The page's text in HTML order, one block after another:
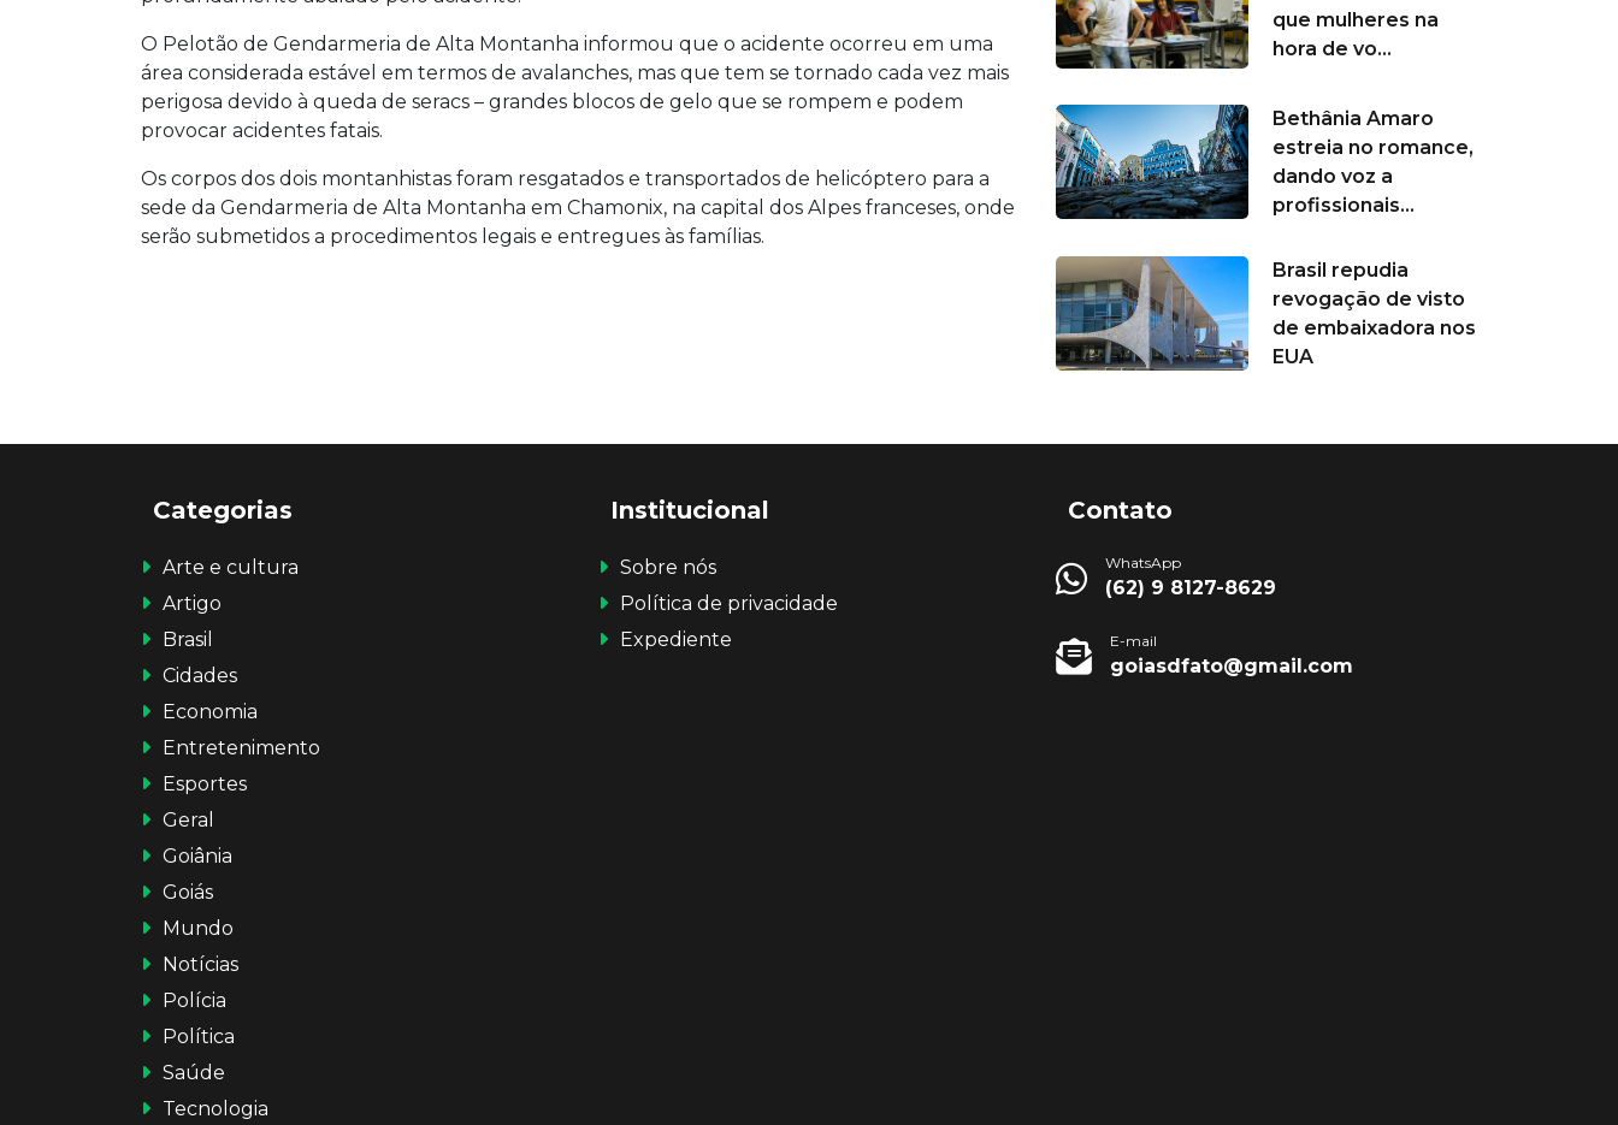
O Pelotão de Gendarmeria de Alta Montanha informou que o acidente ocorreu em uma
área considerada estável em termos de avalanches, mas que tem se tornado cada vez mais
perigosa devido à queda de seracs – grandes blocos de gelo que se rompem e podem
provocar acidentes fatais.
Os corpos dos dois montanhistas foram resgatados e transportados de helicóptero para a
sede da Gendarmeria de Alta Montanha em Chamonix, na capital dos Alpes franceses, onde
serão submetidos a procedimentos legais e entregues às famílias.
que mulheres na
hora de vo...
Bethânia Amaro
estreia no romance,
dando voz a
profissionais...
Brasil repudia
revogação de visto
de embaixadora nos
EUA
Categorias
Arte e cultura
Artigo
Brasil
Cidades
Economia
Entretenimento
Esportes
Geral
Goiânia
Goiás
Mundo
Notícias
Polícia
Política
Saúde
Tecnologia
Institucional
Sobre nós
Política de privacidade
Expediente
Contato
WhatsApp
(62) 9 8127-8629
E-mail
goiasdfato@gmail.com